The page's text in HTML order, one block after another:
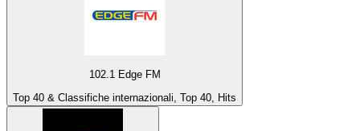
102.1 Edge FM
Top 40 & Classifiche internazionali, Top 40, Hits